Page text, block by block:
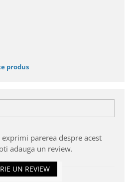
produs
parerea despre acest
adauga un review.
UN REVIEW